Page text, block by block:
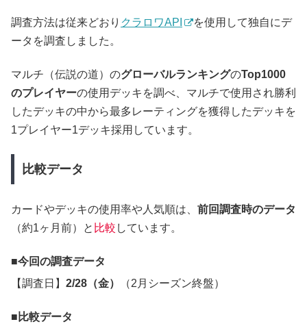
調査方法は従来どおり クラロワAPI
を使用して独自にデ
ータを調査しました。
マルチ（伝説の道）のグローバルランキングのTop1000
のプレイヤーの使用デッキを調べ、マルチで使用され勝利
したデッキの中から最多レーティングを獲得したデッキを
1プレイヤー1デッキ採用しています。
比較データ
カードやデッキの使用率や人気順は、 前回調査時のデータ
（約1ヶ月前）と 比較 しています。
今回の調査データ
【調査日】 2/28（金） （2月シーズン終盤）
比較データ